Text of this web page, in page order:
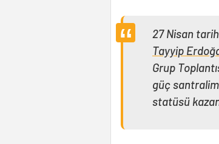
27 Nisan
Tayyip
Grup
güç
statüsü